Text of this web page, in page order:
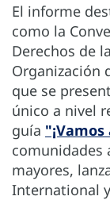
El informe
como la
Derechos de
Organización
que se
único a nivel
guía
comunidades
mayores,
International y